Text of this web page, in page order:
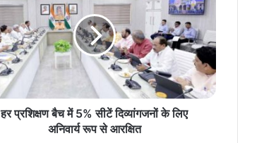
हर प्रशिक्षण बैच में 5% सीटें दिव्यांगजनों के लिए
अनिवार्य रूप से आरक्षित